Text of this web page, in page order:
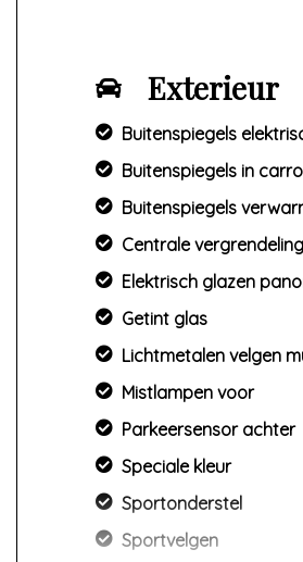
Exterieur
Buitenspiegels
Buitenspiegels in
Buitenspiegels
Centrale
Elektrisch glazen
Getint glas
Lichtmetalen velgen
Mistlampen voor
Parkeersensor achter
Speciale kleur
Sportonderstel
Sportvelgen